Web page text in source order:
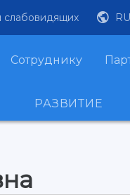
слабовидящих RU
Сотруднику
РАЗВИТИЕ